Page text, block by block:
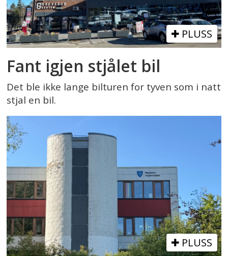
PLUSS
Fant igjen stjålet bil
Det ble ikke lange bilturen for tyven som i natt
stjal en bil.
PLUSS